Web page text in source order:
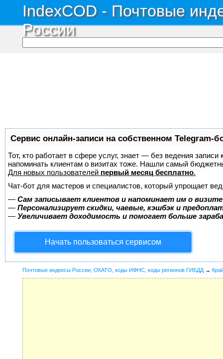
IndexCOD - Почтовые
России
Сервис онлайн-записи на собственном Telegram-
Тот, кто работает в сфере услуг, знает — без ведения
напоминать клиентам о визитах тоже. Нашли самый
Для новых пользователей первый месяц бесплатно.
Чат-бот для мастеров и специалистов, который упрощает
— Сам записывает клиентов и напоминает им о
— Персонализирует скидки, чаевые, кэшбэк и
— Увеличивает доходимость и помогает больше
Начать пользоваться сервисом
Почтовые индексы России, ОКАТО, коды ИФНС, коды регионов ГИБДД →